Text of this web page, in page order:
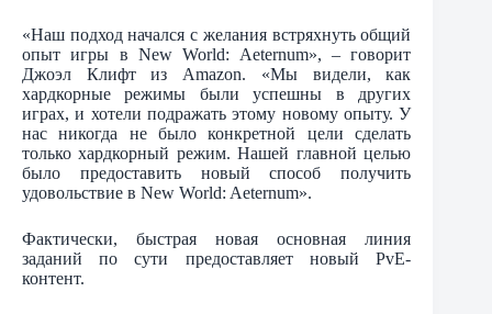
«Наш подход начался с желания встряхнуть общий
опыт игры в New World: Aeternum», – говорит
Джоэл Клифт из Amazon. «Мы видели, как
хардкорные режимы были успешны в других
играх, и хотели подражать этому новому опыту. У
нас никогда не было конкретной цели сделать
только хардкорный режим. Нашей главной целью
было предоставить новый способ получить
удовольствие в New World: Aeternum».
Фактически, быстрая новая основная линия
заданий по сути предоставляет новый PvE-
контент.